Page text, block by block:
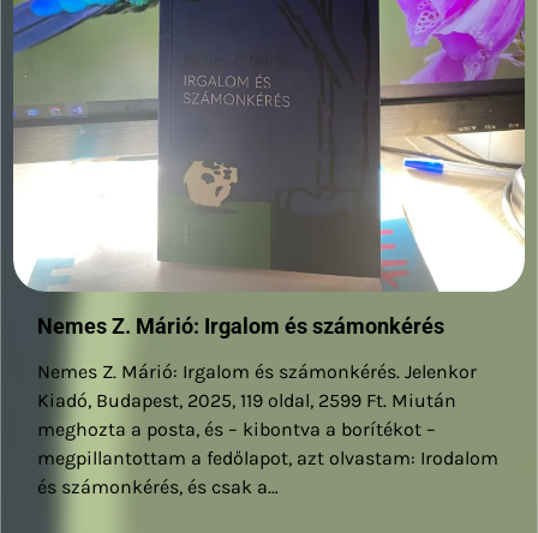
Nemes Z. Márió: Irgalom és számonkérés
Nemes Z. Márió: Irgalom és számonkérés. Jelenkor
Kiadó, Budapest, 2025, 119 oldal, 2599 Ft. Miután
meghozta a posta, és – kibontva a borítékot –
megpillantottam a fedőlapot, azt olvastam: Irodalom
és számonkérés, és csak a…